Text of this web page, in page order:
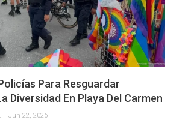
Para Resguardar
Diversidad En Playa Del Carmen
Roo Jun 22, 2026